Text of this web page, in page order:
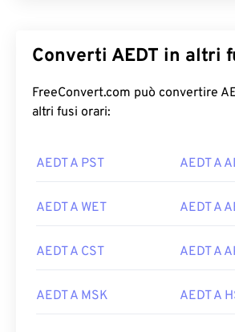
Converti AEDT in altri
FreeConvert.com può convertire
altri fusi orari:
AEDT A PST AEDT A
AEDT A WET AEDT A
AEDT A CST AEDT A
AEDT A MSK AEDT A